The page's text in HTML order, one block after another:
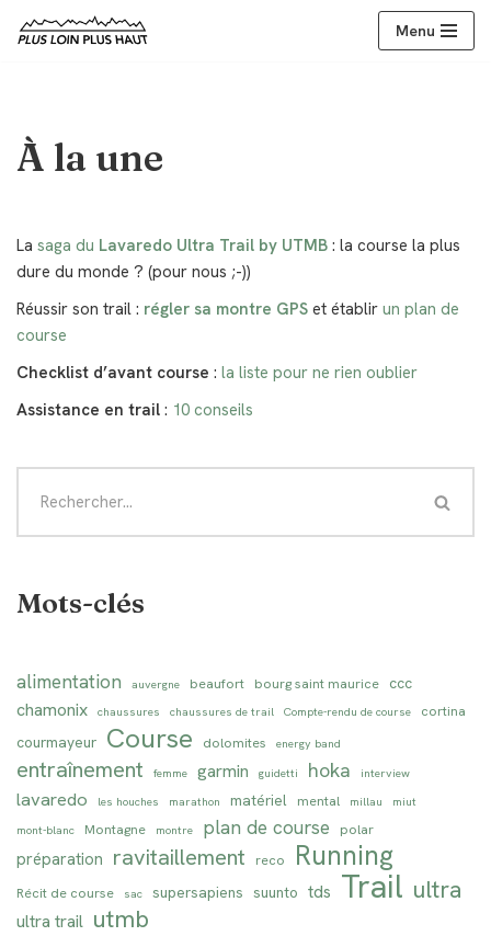
Menu
À la une
La saga du Lavaredo Ultra Trail by UTMB : la course la plus
dure du monde ? (pour nous ;-))
Réussir son trail : régler sa montre GPS et établir un plan de
course
Checklist d’avant course : la liste pour ne rien oublier
Assistance en trail : 10 conseils
Mots-clés
alimentation auvergne beaufort bourg saint maurice ccc
chamonix chaussures chaussures de trail Compte-rendu de course cortina
courmayeur Course dolomites energy band
entraînement femme garmin guidetti hoka interview
lavaredo les houches marathon matériel mental millau
miut
mont-blanc
Montagne montre plan de course polar
préparation ravitaillement reco Running
Récit de course sac supersapiens suunto tds Trail ultra
ultra trail utmb